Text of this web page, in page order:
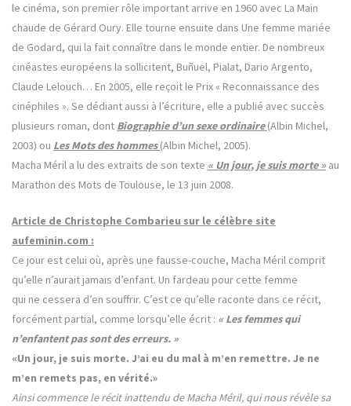
le cinéma, son premier rôle important arrive en 1960 avec La Main
chaude de Gérard Oury. Elle tourne ensuite dans Une femme mariée
de Godard, qui la fait connaître dans le monde entier. De nombreux
cinéastes européens la sollicitent, Buñuel, Pialat, Dario Argento,
Claude Lelouch… En 2005, elle reçoit le Prix « Reconnaissance des
cinéphiles ». Se dédiant aussi à l’écriture, elle a publié avec succès
plusieurs roman, dont Biographie d’un sexe ordinaire(Albin Michel,
2003) ou Les Mots des hommes(Albin Michel, 2005).
Macha Méril a lu des extraits de son texte « Un jour, je suis morte » au
Marathon des Mots de Toulouse, le 13 juin 2008.
Article de Christophe Combarieu sur le célèbre site
aufeminin.com :
Ce jour est celui où, après une fausse-couche, Macha Méril comprit
qu’elle n’aurait jamais d’enfant. Un fardeau pour cette femme
qui ne cessera d’en souffrir. C’est ce qu’elle raconte dans ce récit,
forcément partial, comme lorsqu’elle écrit : « Les femmes qui
n’enfantent pas sont des erreurs. »
«Un jour, je suis morte. J’ai eu du mal à m’en remettre. Je ne
m’en remets pas, en vérité.»
Ainsi commence le récit inattendu de Macha Méril, qui nous révèle sa